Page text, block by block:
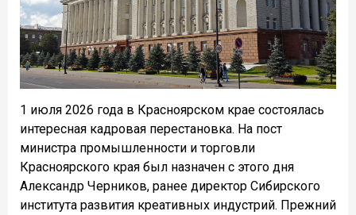
1 июля 2026 года в Красноярском крае состоялась
интересная кадровая перестановка. На пост
министра промышленности и торговли
Красноярского края был назначен с этого дня
Александр Черников, ранее директор Сибирского
института развития креативных индустрий. Прежний